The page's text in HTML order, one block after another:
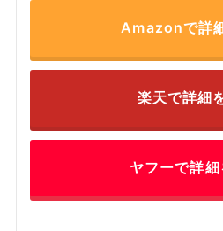
Amazonで詳
楽天で詳細
ヤフーで詳細